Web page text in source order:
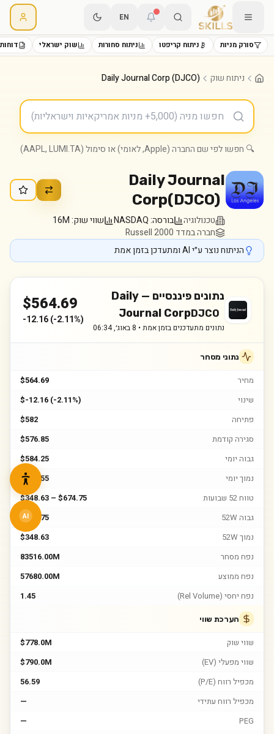
EN
סורק מניות ניתוח קריפטו ניתוח סחורות שוק ישראלי
ניתוח שוק Daily Journal Corp (DJCO)
🔍 חפשו לפי שם החברה (Apple, לאומי) או סימול (AAPL, LUMI.TA)
Daily Journal
Corp(DJCO)
טכנולוגיה בורסה:NASDAQ שווי שוק:16M
חברה במדד Russell 2000
הניתוח נוצר ע״י AI ומתעדכן בזמן אמת
נתונים פיננסיים — Daily
Journal CorpDJCO
נתונים מתעדכנים בזמן אמת • 8 באוג׳, 06:34
$564.69
-12.16(-2.11%)
נתוני מסחר
מחיר
$564.69
שינוי
$-12.16 (-2.11%)
פתיחה
$582
סגירה קודמת
$576.85
גבוה יומי
$584.25
נמוך יומי
$560.55
טווח 52 שבועות
$348.63 – $674.75
גבוה 52W
$674.75
נמוך 52W
$348.63
נפח מסחר
83516.00M
נפח ממוצע
57680.00M
נפח יחסי (Rel Volume)
1.45
הערכת שווי
שווי שוק
$778.0M
שווי מפעלי (EV)
$790.0M
מכפיל רווח (P/E)
56.59
מכפיל רווח עתידי
—
PEG
—
AI